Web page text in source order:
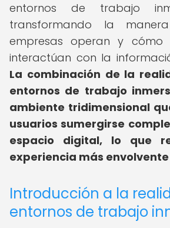
entornos de trabajo
transformando la
empresas operan y cómo
interactúan con la
La combinación de la
entornos de trabajo
ambiente tridimensional
usuarios sumergirse
espacio digital, lo que
experiencia más
Introducción a la
entornos de trabajo